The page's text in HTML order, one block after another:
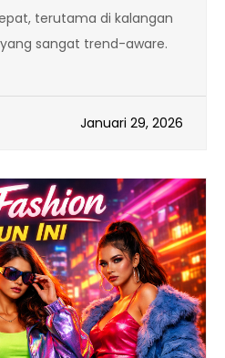
terutama di kalangan
sangat trend-aware.
Januari 29, 2026